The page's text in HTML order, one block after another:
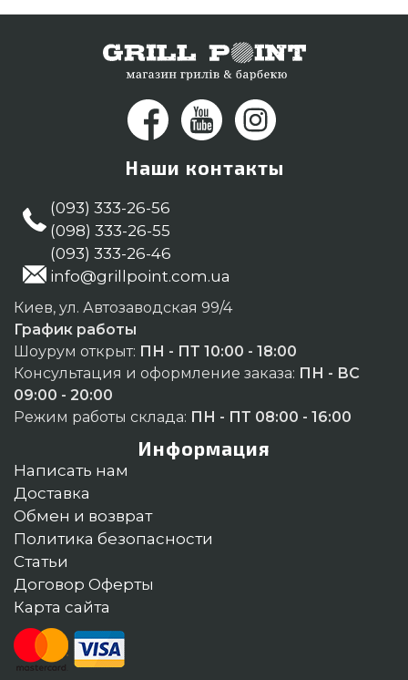
поможем найти покупателям регионов: Белая
Наши контакты
(093) 333-26-56
(098) 333-26-55
(093) 333-26-46
info@grillpoint.com.ua
Киев, ул. Автозаводская 99/4
График работы
Шоурум открыт: ПН - ПТ 10:00 - 18:00
Консультация и оформление заказа: ПН - ВС
09:00 - 20:00
Режим работы склада: ПН - ПТ 08:00 - 16:00
Информация
Написать нам
Доставка
Обмен и возврат
Политика безопасности
Статьи
Договор Оферты
Карта сайта